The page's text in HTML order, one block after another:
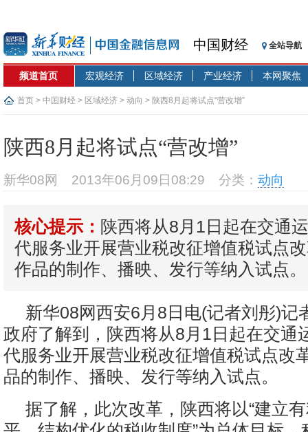
中国财经 全站导航
频道首页 宏观经济 区域经济 产业经济 本网聚焦
首页 > 中国财经 > 区域经济 > 动向 > 陕西8月起将试点“营改增”
陕西8月起将试点“营改增”
新华08网 2013年06月09日08:29 分类： 动向
核心提示： 陕西将从8月1日起在交通
代服务业开展营业税改征增值税试点
作品的制作、播映、发行等纳入试点。
新华08网西安6月8日电(记者刘彤)记
政府了解到，陕西将从8月1日起在交通
代服务业开展营业税改征增值税试点改
品的制作、播映、发行等纳入试点。
据了解，此次改革，陕西将以“建立